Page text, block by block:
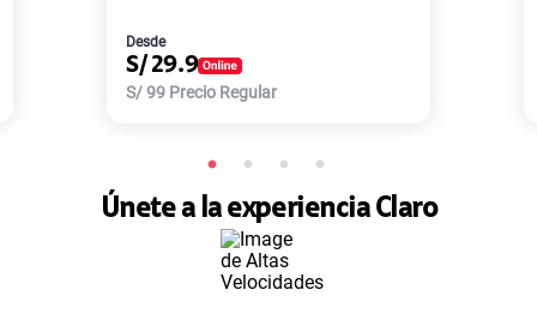
Desde
S/ 29.9
S/99 Precio Regular
Únete a la experiencia Claro